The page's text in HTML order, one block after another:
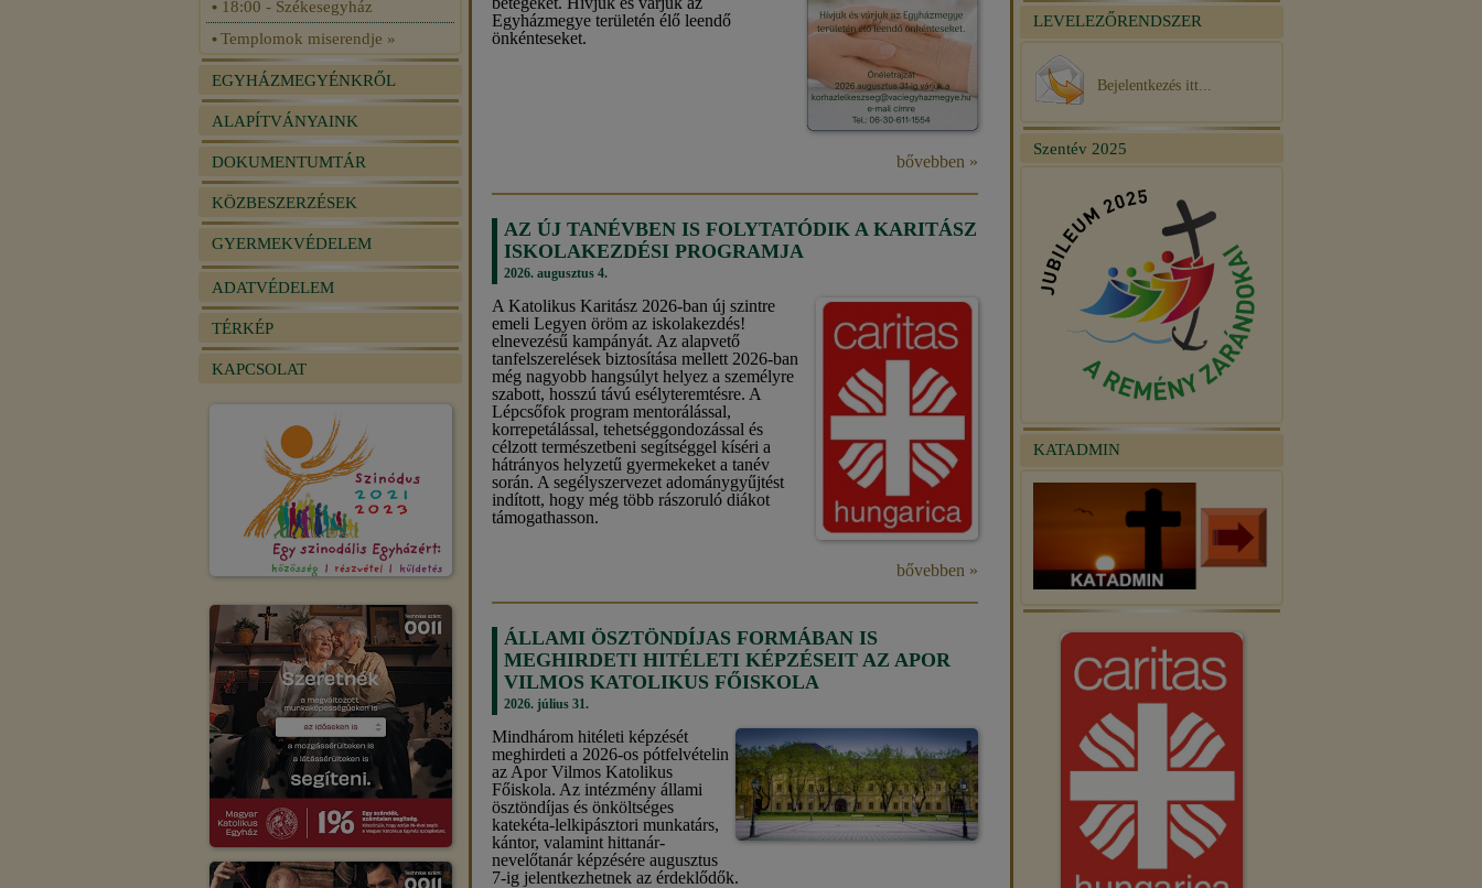
18:00 - Székesegyház
Templomok miserendje »
EGYHÁZMEGYÉNKRŐL
ALAPÍTVÁNYAINK
DOKUMENTUMTÁR
KÖZBESZERZÉSEK
GYERMEKVÉDELEM
ADATVÉDELEM
TÉRKÉP
KAPCSOLAT
Egyházmegye területén élő leendő
önkénteseket.
bővebben »
AZ ÚJ TANÉVBEN IS FOLYTATÓDIK A KARITÁSZ
ISKOLAKEZDÉSI PROGRAMJA
2026. augusztus 4.
A Katolikus Karitász 2026-ban új szintre
emeli Legyen öröm az iskolakezdés!
elnevezésű kampányát. Az alapvető
tanfelszerelések biztosítása mellett 2026-ban
még nagyobb hangsúlyt helyez a személyre
szabott, hosszú távú esélyteremtésre. A
Lépcsőfok program mentorálással,
korrepetálással, tehetséggondozással és
célzott természetbeni segítséggel kíséri a
hátrányos helyzetű gyermekeket a tanév
során. A segélyszervezet adománygyűjtést
indított, hogy még több rászoruló diákot
támogathasson.
bővebben »
ÁLLAMI ÖSZTÖNDÍJAS FORMÁBAN IS
MEGHIRDETI HITÉLETI KÉPZÉSEIT AZ APOR
VILMOS KATOLIKUS FŐISKOLA
2026. július 31.
Mindhárom hitéleti képzését
meghirdeti a 2026-os pótfelvételin
az Apor Vilmos Katolikus
Főiskola. Az intézmény állami
ösztöndíjas és önköltséges
katekéta-lelkipásztori munkatárs,
kántor, valamint hittanár-
nevelőtanár képzésére augusztus
7-ig jelentkezhetnek az érdeklődők.
LEVELEZŐRENDSZER
Bejelentkezés itt...
Szentév 2025
KATADMIN